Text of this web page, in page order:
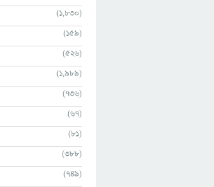
(1,830)
(159)
(526)
(1,989)
(736)
(67)
(81)
(388)
(749)